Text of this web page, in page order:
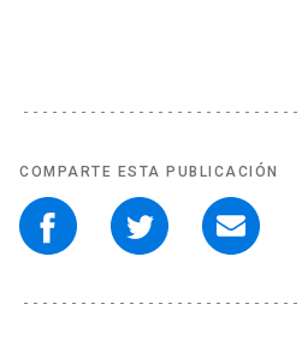
COMPARTE ESTA PUBLICACIÓN